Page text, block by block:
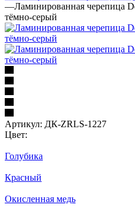
—Ламинированная черепица
тёмно-серый
Артикул: ДК-ZRLS-1227
Цвет:
Голубика
Красный
Окисленная медь